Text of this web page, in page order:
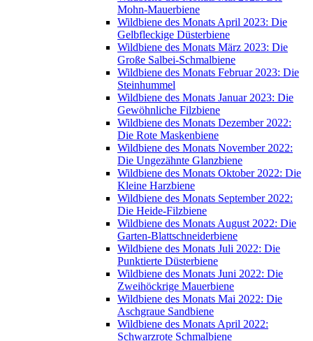
Mohn-Mauerbiene
Wildbiene des Monats April 2023: Die
Gelbfleckige Düsterbiene
Wildbiene des Monats März 2023: Die
Große Salbei-Schmalbiene
Wildbiene des Monats Februar 2023: Die
Steinhummel
Wildbiene des Monats Januar 2023: Die
Gewöhnliche Filzbiene
Wildbiene des Monats Dezember 2022:
Die Rote Maskenbiene
Wildbiene des Monats November 2022:
Die Ungezähnte Glanzbiene
Wildbiene des Monats Oktober 2022: Die
Kleine Harzbiene
Wildbiene des Monats September 2022:
Die Heide-Filzbiene
Wildbiene des Monats August 2022: Die
Garten-Blattschneiderbiene
Wildbiene des Monats Juli 2022: Die
Punktierte Düsterbiene
Wildbiene des Monats Juni 2022: Die
Zweihöckrige Mauerbiene
Wildbiene des Monats Mai 2022: Die
Aschgraue Sandbiene
Wildbiene des Monats April 2022:
Schwarzrote Schmalbiene